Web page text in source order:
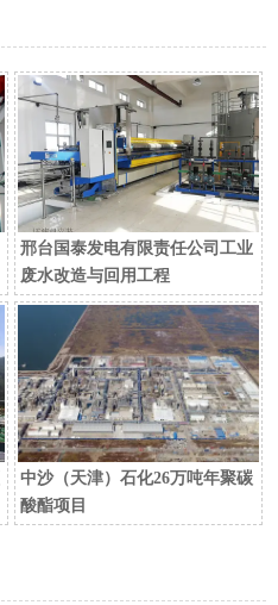
邢台国泰发电有限责任公司工业
废水改造与回用工程
中沙（天津）石化26万吨年聚碳
酸酯项目